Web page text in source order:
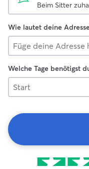
Beim Sitter
Wie lautet deine
Welche Tage benötigst
Start